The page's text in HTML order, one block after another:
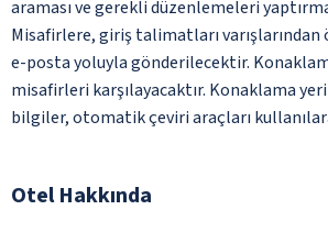
araması ve gerekli düzenlemeleri
Misafirlere, giriş talimatları varışlarından
e-posta yoluyla gönderilecektir.
misafirleri karşılayacaktır. Konaklama
bilgiler, otomatik çeviri araçları
Otel Hakkında